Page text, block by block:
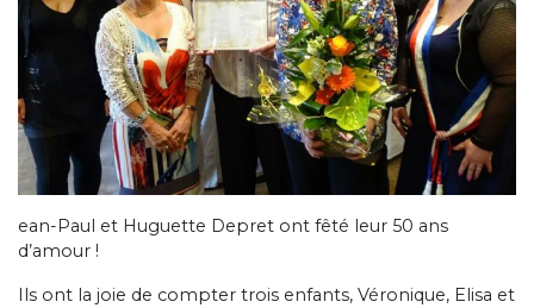
ean-Paul et Huguette Depret ont fêté leur 50 ans
d’amour !
Ils ont la joie de compter trois enfants, Véronique, Elisa et